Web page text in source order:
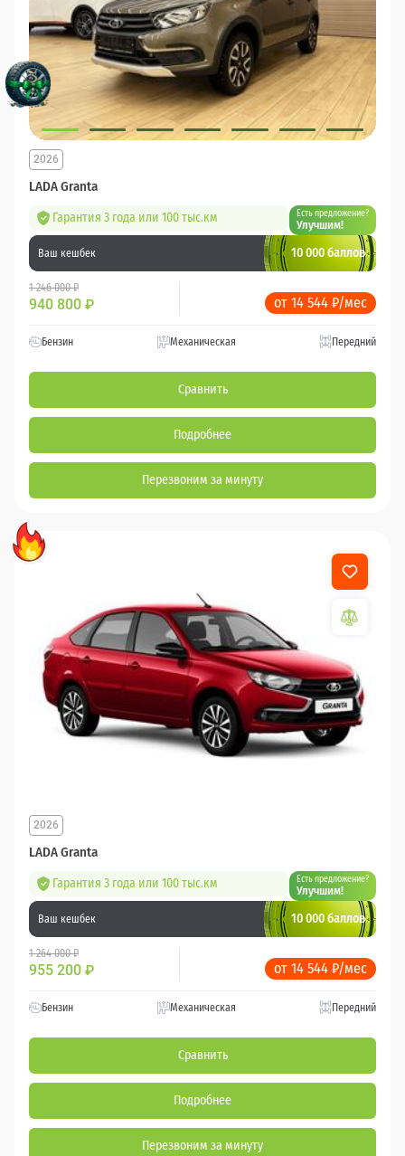
LADA Granta
2026
Гарантия 3 года или 100 тыс.км Есть предложение?
Улучшим!
Ваш кешбек 10 000 баллов
1 246 000 ₽
940 800 ₽ от 14 544 ₽/мес
Бензин Механическая Передний
Сравнить
Подробнее
Перезвоним за минуту
LADA Granta
2026
Гарантия 3 года или 100 тыс.км Есть предложение?
Улучшим!
Ваш кешбек 10 000 баллов
1 264 000 ₽
955 200 ₽ от 14 544 ₽/мес
Бензин Механическая Передний
Сравнить
Подробнее
Перезвоним за минуту